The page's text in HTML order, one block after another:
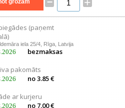
preču iegādi
grozam +
(paņemt
iela 25/4, Rīga, Latvija
bezmaksas
pakomāts
no 3.85 €
ar kurjeru
no 7.00 €